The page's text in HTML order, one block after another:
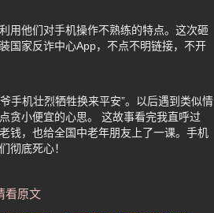
用他们对手机操作不熟练的特点。这次砸
国家反诈中心App，不点不明链接，不开
手机壮烈牺牲换来平安”。以后遇到类似情
贪小便宜的心思。 这故事看完我直呼过
钱，也给全国中老年朋友上了一课。手机
彻底死心！
看原文